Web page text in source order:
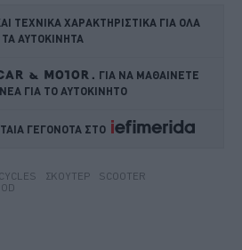
ΤΕΧΝΙΚΑ ΧΑΡΑΚΤΗΡΙΣΤΙΚΑ ΓΙΑ ΟΛΑ
ΤΑ ΑΥΤΟΚΙΝΗΤΑ
ΓΙΑ ΝΑ ΜΑΘΑΙΝΕΤΕ
ΓΙΑ ΤΟ ΑΥΤΟΚΙΝΗΤΟ
ΓΕΓΟΝΟΤΑ ΣΤΟ
ΣΚΟΥΤΕΡ
SCOOTER